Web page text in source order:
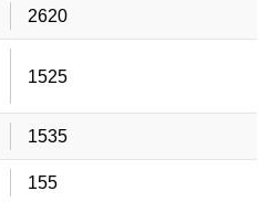
2620
1525
1535
155